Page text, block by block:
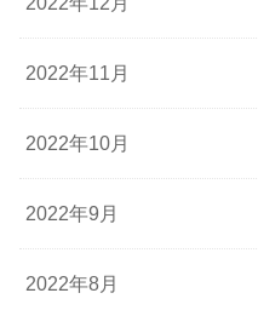
2022年11月
2022年10月
2022年9月
2022年8月